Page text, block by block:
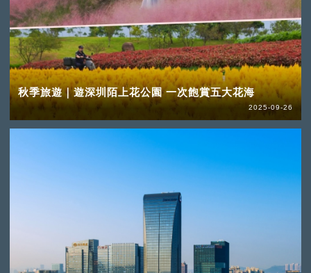
秋季旅遊｜遊深圳陌上花公園 一次飽賞五大花海
2025-09-26